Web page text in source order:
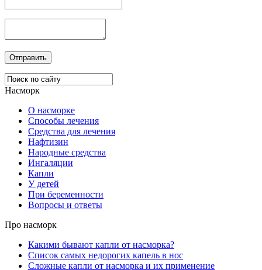
Насморк
О насморке
Способы лечения
Средства для лечения
Нафтизин
Народные средства
Ингаляции
Капли
У детей
При беременности
Вопросы и ответы
Про насморк
Какими бывают капли от насморка?
Список самых недорогих капель в нос
Сложные капли от насморка и их применение